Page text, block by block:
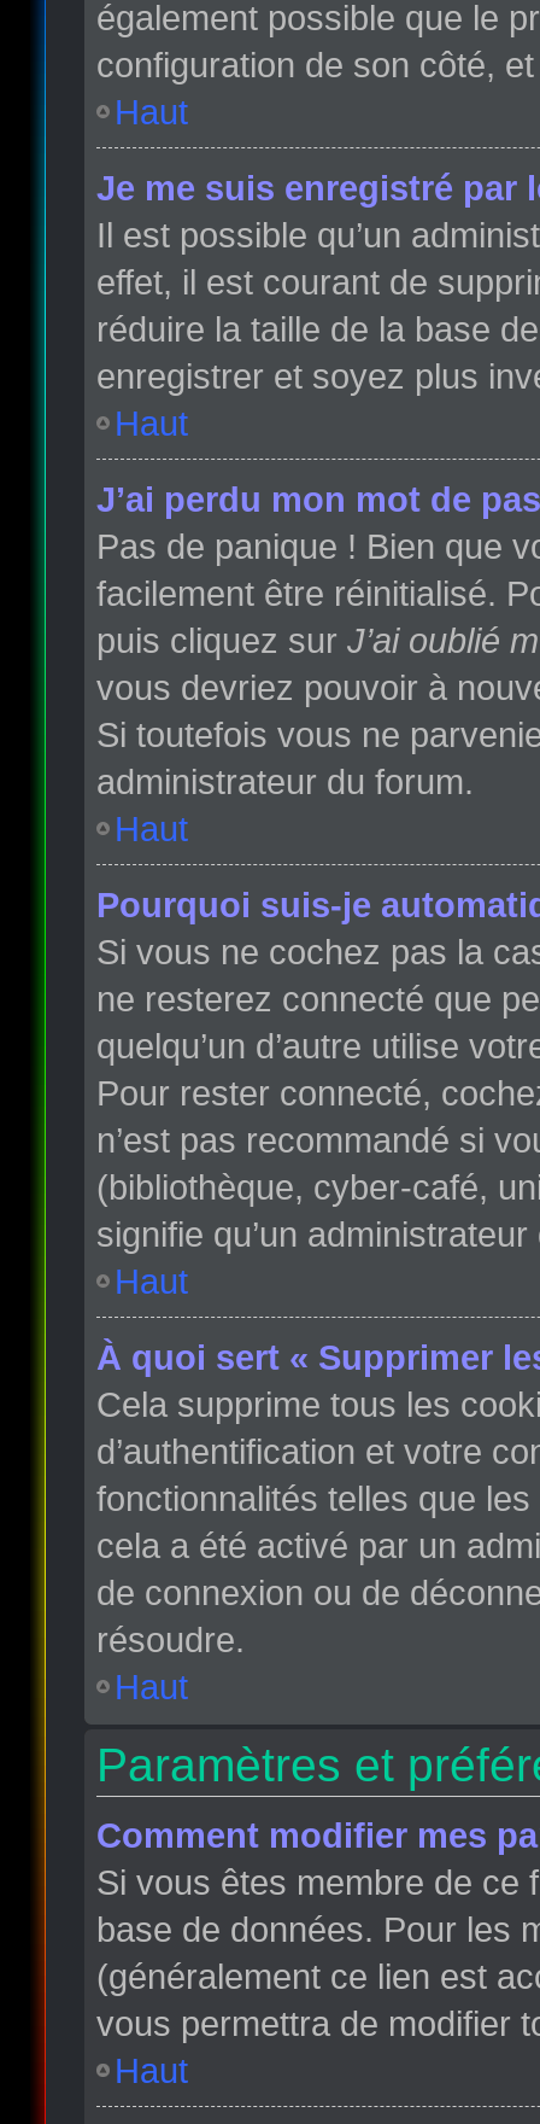
également possible que le
configuration de son côté,
Haut
Je me suis enregistré par
Il est possible qu’un
effet, il est courant de
réduire la taille de la base
enregistrer et soyez plus
Haut
J’ai perdu mon mot de
Pas de panique ! Bien que
facilement être réinitialisé.
puis cliquez sur J’ai oublié
vous devriez pouvoir à
Si toutefois vous ne
administrateur du forum.
Haut
Pourquoi suis-je
Si vous ne cochez pas la
ne resterez connecté que
quelqu’un d’autre utilise
Pour rester connecté,
n’est pas recommandé si
(bibliothèque, cyber-café,
signifie qu’un
Haut
À quoi sert « Supprimer
Cela supprime tous les
d’authentification et votre
fonctionnalités telles que
cela a été activé par un
de connexion ou de
résoudre.
Haut
Paramètres et
Comment modifier mes
Si vous êtes membre de ce
base de données. Pour les
(généralement ce lien est
vous permettra de modifier
Haut